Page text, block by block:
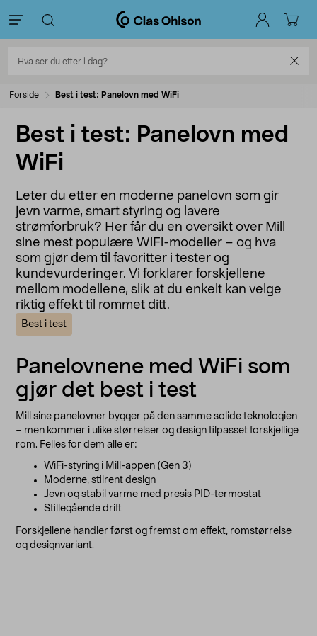
Forside Best i test: Panelovn med WiFi
Best i test: Panelovn med
WiFi
Leter du etter en moderne panelovn som gir
jevn varme, smart styring og lavere
strømforbruk? Her får du en oversikt over Mill
sine mest populære WiFi-modeller – og hva
som gjør dem til favoritter i tester og
kundevurderinger. Vi forklarer forskjellene
mellom modellene, slik at du enkelt kan velge
riktig effekt til rommet ditt.
Best i test
Panelovnene med WiFi som
gjør det best i test
Mill sine panelovner bygger på den samme solide teknologien
– men kommer i ulike størrelser og design tilpasset forskjellige
rom. Felles for dem alle er:
WiFi-styring i Mill-appen (Gen 3)
Moderne, stilrent design
Jevn og stabil varme med presis PID-termostat
Stillegående drift
Forskjellene handler først og fremst om effekt, romstørrelse
og designvariant.